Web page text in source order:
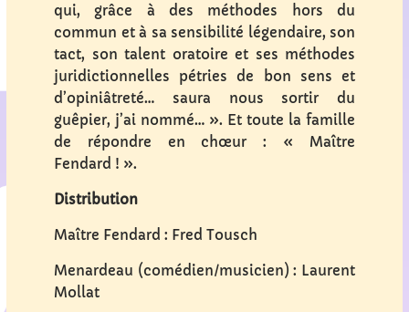
qui, grâce à des méthodes hors du
commun et à sa sensibilité légendaire, son
tact, son talent oratoire et ses méthodes
juridictionnelles pétries de bon sens et
d’opiniâtreté… saura nous sortir du
guêpier, j’ai nommé… ». Et toute la famille
de répondre en chœur : « Maître
Fendard ! ».
Distribution
Maître Fendard : Fred Tousch
Menardeau (comédien/musicien) : Laurent
Mollat